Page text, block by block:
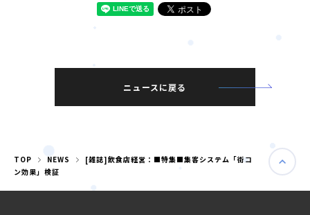
ニュースに戻る
TOP NEWS
[雑誌]飲食店経営：■特集■集客システム「街コ
ン効果」検証